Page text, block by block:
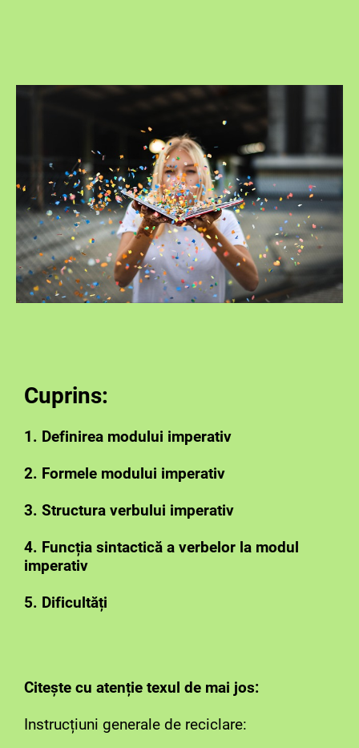
Cuprins:
1. Definirea modului imperativ
2. Formele modului imperativ
3. Structura verbului imperativ
4. Funcția sintactică a verbelor la modul
imperativ
5. Dificultăți
Citește cu atenție texul de mai jos:
Instrucțiuni generale de reciclare: